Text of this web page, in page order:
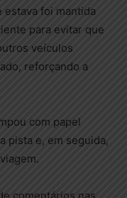
estava foi mantida
para evitar que
veículos
reforçando a
com papel
pista e, em seguida,
comentários nas